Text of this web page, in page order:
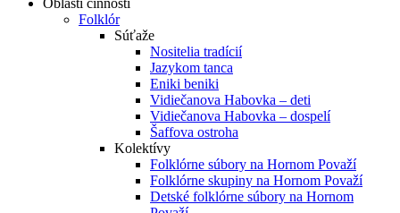
Oblasti činnosti
Folklór
Súťaže
Nositelia tradícií
Jazykom tanca
Eniki beniki
Vidiečanova Habovka – deti
Vidiečanova Habovka – dospelí
Šaffova ostroha
Kolektívy
Folklórne súbory na Hornom Považí
Folklórne skupiny na Hornom Považí
Detské folklórne súbory na Hornom